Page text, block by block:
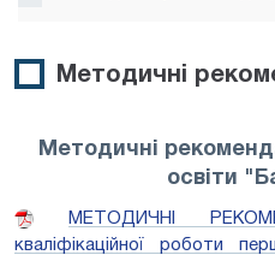
Методичні
Методичні
освіти
МЕТОДИЧНІ
кваліфікаційної роботи